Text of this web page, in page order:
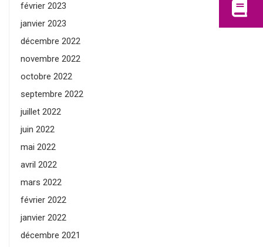
février 2023
janvier 2023
décembre 2022
novembre 2022
octobre 2022
septembre 2022
juillet 2022
juin 2022
mai 2022
avril 2022
mars 2022
février 2022
janvier 2022
décembre 2021